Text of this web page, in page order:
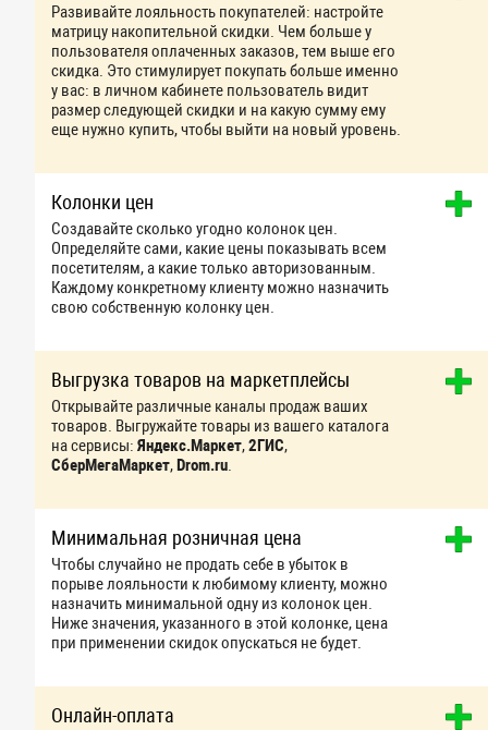
Развивайте лояльность покупателей: настройте
матрицу накопительной скидки. Чем больше у
пользователя оплаченных заказов, тем выше его
скидка. Это стимулирует покупать больше именно
у вас: в личном кабинете пользователь видит
размер следующей скидки и на какую сумму ему
еще нужно купить, чтобы выйти на новый уровень.
Колонки цен
Создавайте сколько угодно колонок цен.
Определяйте сами, какие цены показывать всем
посетителям, а какие только авторизованным.
Каждому конкретному клиенту можно назначить
свою собственную колонку цен.
Выгрузка товаров на маркетплейсы
Открывайте различные каналы продаж ваших
товаров. Выгружайте товары из вашего каталога
на сервисы: Яндекс.Маркет,2ГИС,
СберМегаМаркет,Drom.ru.
Минимальная розничная цена
Чтобы случайно не продать себе в убыток в
порыве лояльности к любимому клиенту, можно
назначить минимальной одну из колонок цен.
Ниже значения, указанного в этой колонке, цена
при применении скидок опускаться не будет.
Онлайн-оплата